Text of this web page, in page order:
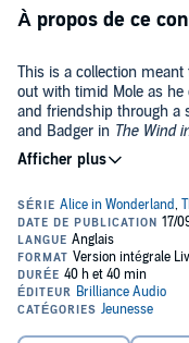
À propos de ce
This is a collection
out with timid Mole as he
and friendship through a
and Badger in The Wind
down the rabbit hole with
rules in Alice's
and her three sisters
shifting roles of women in
uncle, orphan Mary
Manor inThe Secret
English countryside and
who experiences
time, listeners will find
©2012 Julie Danielson
all rights reserved.